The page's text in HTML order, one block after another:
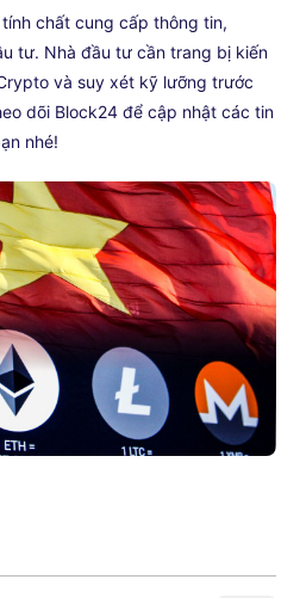
chất cung cấp thông tin,
tư. Nhà đầu tư cần trang bị kiến
và suy xét kỹ lưỡng trước
dõi Block24 để cập nhật các tin
nhé!